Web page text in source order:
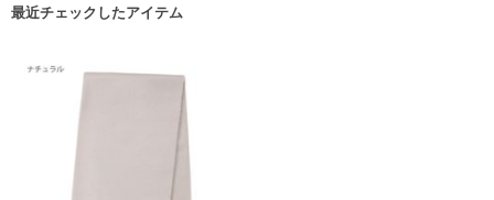
最近チェックしたアイテム